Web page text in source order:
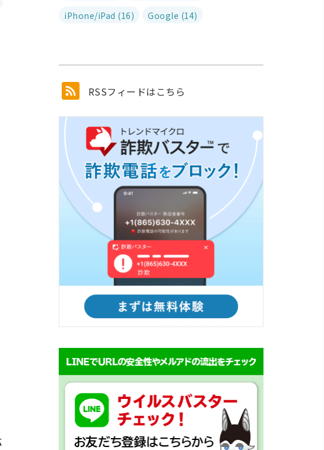
iPhone/iPad (16)
Google (14)
RSSフィードはこちら